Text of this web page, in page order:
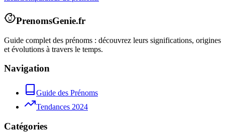
PrenomsGenie.fr
Guide complet des prénoms : découvrez leurs significations, origines
et évolutions à travers le temps.
Navigation
Guide des Prénoms
Tendances 2024
Catégories